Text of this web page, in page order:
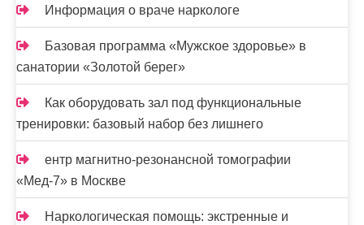
м
Информация о враче наркологе
Базовая программа «Мужское здоровье» в
санатории «Золотой берег»
Как оборудовать зал под функциональные
тренировки: базовый набор без лишнего
ентр магнитно-резонансной томографии
«Мед-7» в Москве
Наркологическая помощь: экстренные и